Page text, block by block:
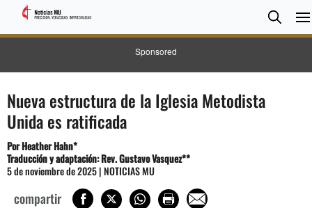
Sponsored
Nueva estructura de la Iglesia Metodista
Unida es ratificada
Por Heather Hahn*
Traducción y adaptación: Rev. Gustavo Vasquez**
5 de noviembre de 2025 | NOTICIAS MU
compartir